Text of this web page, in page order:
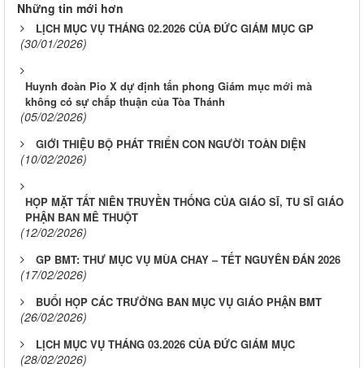
Những tin mới hơn
LỊCH MỤC VỤ THÁNG 02.2026 CỦA ĐỨC GIÁM MỤC GP
(30/01/2026)
Huynh đoàn Pio X dự định tấn phong Giám mục mới mà
không có sự chấp thuận của Tòa Thánh
(05/02/2026)
GIỚI THIỆU BỘ PHÁT TRIỂN CON NGƯỜI TOÀN DIỆN
(10/02/2026)
HỌP MẶT TẤT NIÊN TRUYỀN THỐNG CỦA GIÁO SĨ, TU SĨ GIÁO
PHẬN BAN MÊ THUỘT
(12/02/2026)
GP BMT: ​​​​​​​THƯ MỤC VỤ MÙA CHAY – TẾT NGUYÊN ĐÁN 2026
(17/02/2026)
BUỔI HỌP CÁC TRƯỞNG BAN MỤC VỤ GIÁO PHẬN BMT
(26/02/2026)
LỊCH MỤC VỤ THÁNG 03.2026 CỦA ĐỨC GIÁM MỤC
(28/02/2026)